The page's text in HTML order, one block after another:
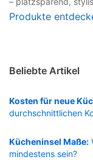
Produkte
Beliebte Artikel
Kosten für neue
durchschnittlichen
Kücheninsel Maße:
mindestens sein?